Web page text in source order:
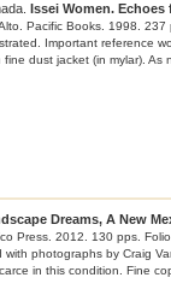
Issei Women.
Alto. Pacific Books. 1998.
Important reference
dust jacket (in mylar). As
Dreams, A New
Press. 2012. 130 pps.
with photographs by Craig
in this condition. Fine